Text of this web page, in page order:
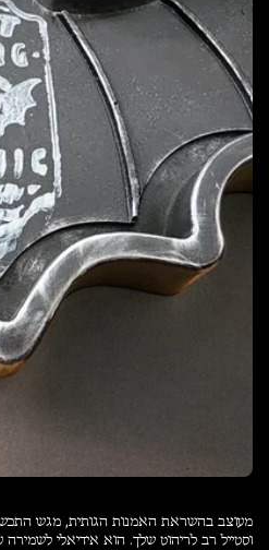
מעוצב בהשראת האמנות הגותית, מגש
וסטייל רב לריהוט שלך. הוא אידיאלי